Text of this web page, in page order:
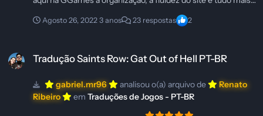
se for nesse formato, eu arriscaria dizer que pode se tornar
um dos maiores do Brasil. Claro que não bastaria apenas
o retorno a longo prazo seria iminente. Meu comentário é
GGames e de warez/tracker, há pouco mais de 5 anos.
Então, se falei besteira, favor desconsiderar.
Agosto 26, 2022 3 anos 23 respostas 2
Tradução Saints Row: Gat Out of Hell PT-BR
gabriel.mr96 analisou o(a) arquivo de
Renato
Ribeiro
em Traduções de Jogos - PT-BR